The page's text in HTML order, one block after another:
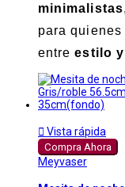
minimalistas
para
entreestilo
 Vista rápida
Compra Ahora
Meyvaser